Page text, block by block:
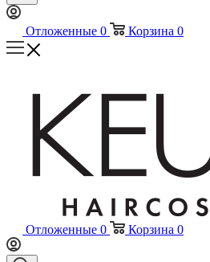
Отложенные 0 Корзина 0
Отложенные 0 Корзина 0